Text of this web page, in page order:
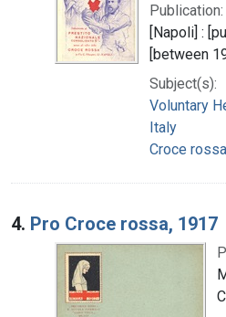
Publication:
[Napoli] :
[between
Subject(s):
Voluntary
Italy
Croce
4. Pro Croce rossa, 1917